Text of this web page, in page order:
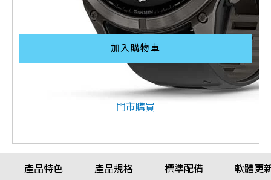
配戴比例參考
加入購物車
其他購買方式
門市購買
產品特色 產品規格 標準配備 軟體更